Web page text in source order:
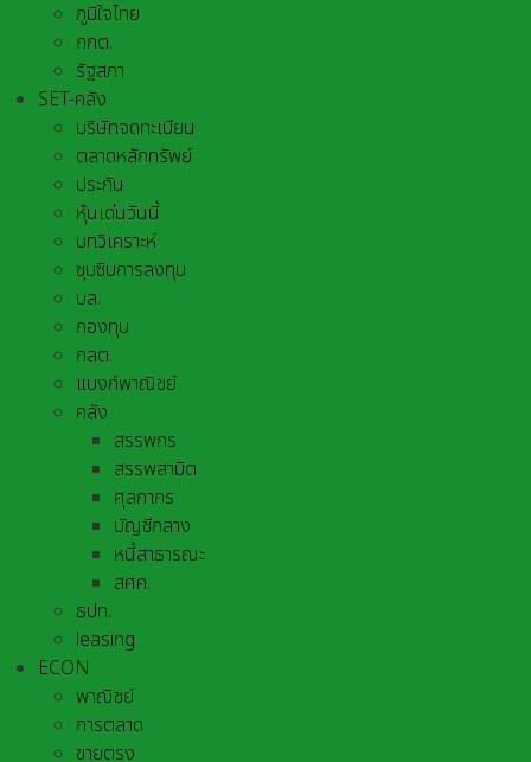
ภูมิใจไทย
กกต.
รัฐสภา
SET-คลัง
บริษัทจดทะเบียน
ตลาดหลักทรัพย์
ประกัน
หุ้นเด่นวันนี้
บทวิเคราะห์
ซุบซิบการลงทุน
บล.
กองทุน
กลต.
แบงก์พาณิชย์
คลัง
สรรพกร
สรรพสามิต
ศุลกากร
บัญชีกลาง
หนี้สาธารณะ
สศค.
ธปท.
leasing
ECON
พาณิชย์
การตลาด
ขายตรง